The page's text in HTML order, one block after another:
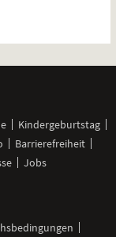
Kindergeburtstag
Barrierefreiheit
Jobs